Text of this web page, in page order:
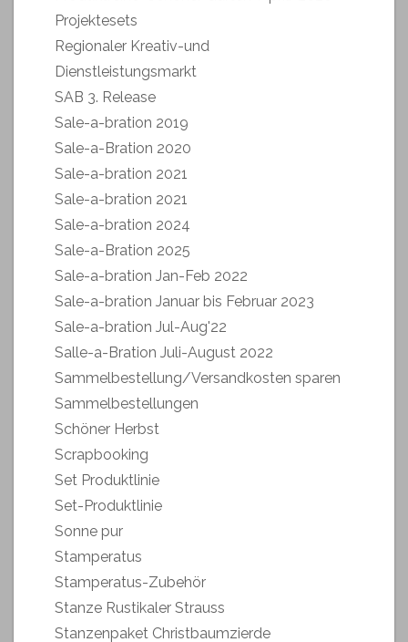
Projektesets
Regionaler Kreativ-und
Dienstleistungsmarkt
SAB 3. Release
Sale-a-bration 2019
Sale-a-Bration 2020
Sale-a-bration 2021
Sale-a-bration 2021
Sale-a-bration 2024
Sale-a-Bration 2025
Sale-a-bration Jan-Feb 2022
Sale-a-bration Januar bis Februar 2023
Sale-a-bration Jul-Aug'22
Salle-a-Bration Juli-August 2022
Sammelbestellung/Versandkosten sparen
Sammelbestellungen
Schöner Herbst
Scrapbooking
Set Produktlinie
Set-Produktlinie
Sonne pur
Stamperatus
Stamperatus-Zubehör
Stanze Rustikaler Strauss
Stanzenpaket Christbaumzierde